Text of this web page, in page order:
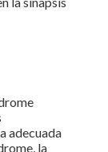
adecuada
la